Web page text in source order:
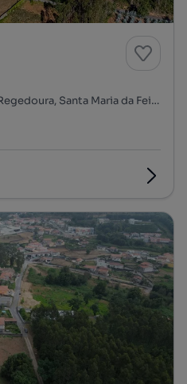
Rua Mar e Sol, Nogueira da Regedoura, Santa Maria da Feira, Aveiro